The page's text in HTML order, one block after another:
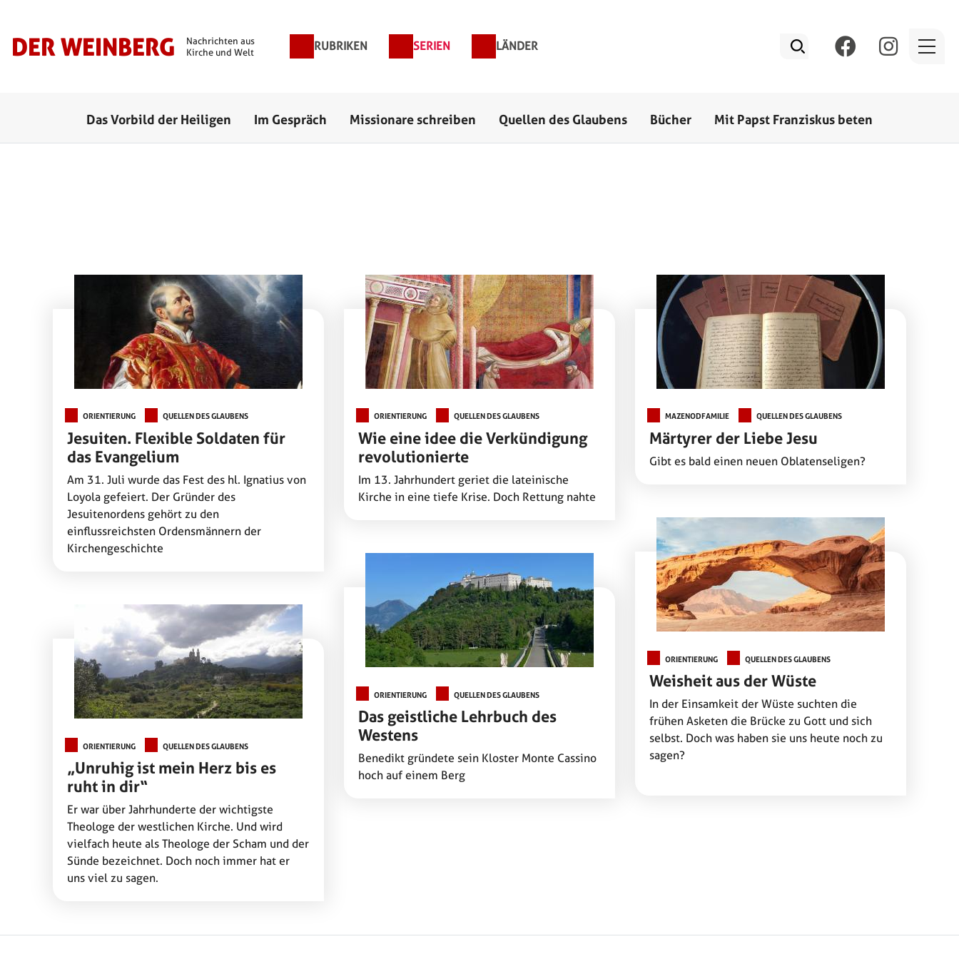
DER WEINBERG
Nachrichten aus
Kirche und Welt
RUBRIKEN SERIEN LÄNDER Social Media
Serien Menü
Das Vorbild der Heiligen Im Gespräch Missionare schreiben Quellen des Glaubens Bücher Mit Papst Franziskus beten
ORIENTIERUNG QUELLEN DES GLAUBENS
Jesuiten. Flexible Soldaten für
das Evangelium
Am 31. Juli wurde das Fest des hl. Ignatius von
Loyola gefeiert. Der Gründer des
Jesuitenordens gehört zu den
einflussreichsten Ordensmännern der
Kirchengeschichte
ORIENTIERUNG QUELLEN DES GLAUBENS
Wie eine idee die Verkündigung
revolutionierte
Im 13. Jahrhundert geriet die lateinische
Kirche in eine tiefe Krise. Doch Rettung nahte
MAZENODFAMILIE QUELLEN DES GLAUBENS
Märtyrer der Liebe Jesu
Gibt es bald einen neuen Oblatenseligen?
ORIENTIERUNG QUELLEN DES GLAUBENS
Weisheit aus der Wüste
In der Einsamkeit der Wüste suchten die
frühen Asketen die Brücke zu Gott und sich
selbst. Doch was haben sie uns heute noch zu
sagen?
ORIENTIERUNG QUELLEN DES GLAUBENS
Das geistliche Lehrbuch des
Westens
Benedikt gründete sein Kloster Monte Cassino
hoch auf einem Berg
ORIENTIERUNG QUELLEN DES GLAUBENS
„Unruhig ist mein Herz bis es
ruht in dir“
Er war über Jahrhunderte der wichtigste
Theologe der westlichen Kirche. Und wird
vielfach heute als Theologe der Scham und der
Sünde bezeichnet. Doch noch immer hat er
uns viel zu sagen.